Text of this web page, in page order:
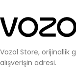
Vozol Store, orijinallik
alışverişin adresi.